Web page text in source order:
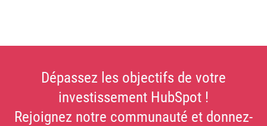
Dépassez les objectifs de votre
investissement HubSpot !
Rejoignez notre communauté et donnez-